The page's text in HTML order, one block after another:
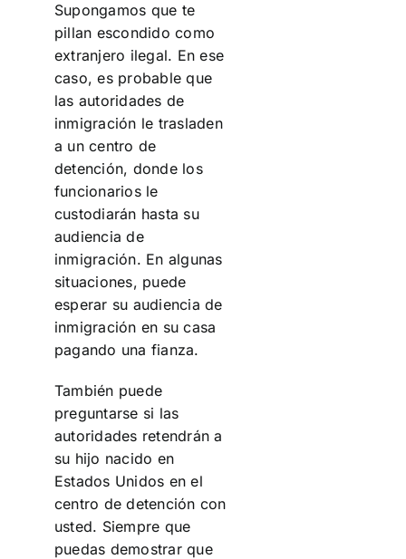
Supongamos que te
pillan escondido como
extranjero ilegal. En ese
caso, es probable que
las autoridades de
inmigración le trasladen
a un centro de
detención, donde los
funcionarios le
custodiarán hasta su
audiencia de
inmigración. En algunas
situaciones, puede
esperar su audiencia de
inmigración en su casa
pagando una fianza.
También puede
preguntarse si las
autoridades retendrán a
su hijo nacido en
Estados Unidos en el
centro de detención con
usted. Siempre que
puedas demostrar que